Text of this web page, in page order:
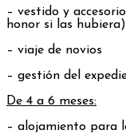
– vestido y
honor si las hubiera)
– viaje de novios
– gestión del
De 4 a 6 meses:
– alojamiento para